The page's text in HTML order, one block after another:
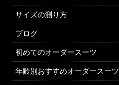
サイズの測り方
ブログ
初めてのオーダースーツ
年齢別おすすめオーダースーツ